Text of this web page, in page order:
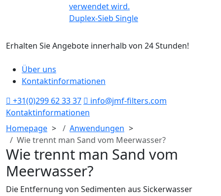
Duplex-Sieb Single
Erhalten Sie Angebote innerhalb von 24 Stunden!
Über uns
Kontaktinformationen
+31(0)299 62 33 37
info@jmf-filters.com
Kontaktinformationen
Homepage
Anwendungen
Wie trennt man Sand vom Meerwasser?
Wie trennt man Sand vom
Meerwasser?
Die Entfernung von Sedimenten aus Sickerwasser